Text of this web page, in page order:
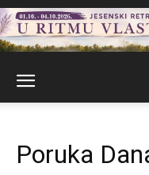
Poruka